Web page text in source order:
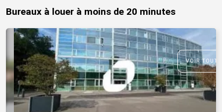
Bureaux à louer à moins de 20 minutes
VOIR